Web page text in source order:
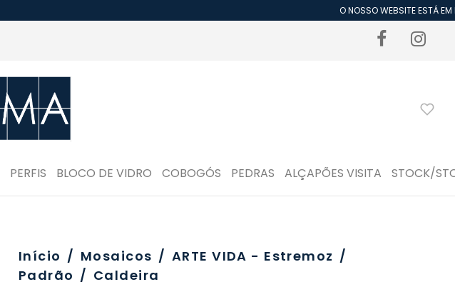
O NOSSO WEBSITE ESTÁ
PERFIS BLOCO DE VIDRO COBOGÓS PEDRAS ALÇAPÕES VISITA STOCK/
Início / Mosaicos / ARTE VIDA - Estremoz /
Padrão / Caldeira